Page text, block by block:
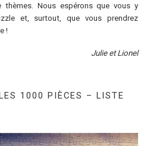
Nous espérons que vous y
et, surtout, que vous prendrez
!
Julie et Lionel
1000 PIÈCES – LISTE